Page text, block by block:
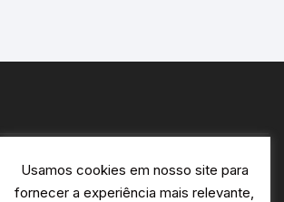
Usamos cookies em nosso site para
fornecer a experiência mais relevante,